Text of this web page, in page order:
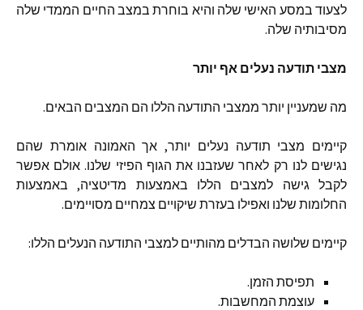
לצעוד במסע האישי שלה והיא בוחרת במצב החיים הממדי שלה
מסיבותיה שלה.
מצבי תודעה נעלים אף יותר
מה שמעניין יותר ממצבי התודעה הללו הם המצבים הבאים.
קיימים מצבי תודעה נעלים יותר, אך האמונה אומרת שהם
נגישים לנו רק לאחר שעזבנו את הגוף הפיזי שלנו. אולם אפשר
לקבל
גישה למצבים הללו באמצעות מדיטציה, באמצעות
החלומות שלנו ואפילו בעזרת שיקויים צמחיים מסויימים.
קיימים שלושה הבדלים מהותיים למצבי התודעה הנעלים הללו:
תפיסת הזמן.
עוצמת המחשבות.